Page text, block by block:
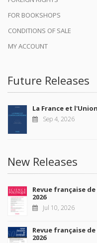
FOR BOOKSHOPS
CONDITIONS OF SALE
MY ACCOUNT
Future Releases
La France et
Sep 4, 2026
New Releases
Revue française
2026
Jul 10, 2026
Revue française
2026